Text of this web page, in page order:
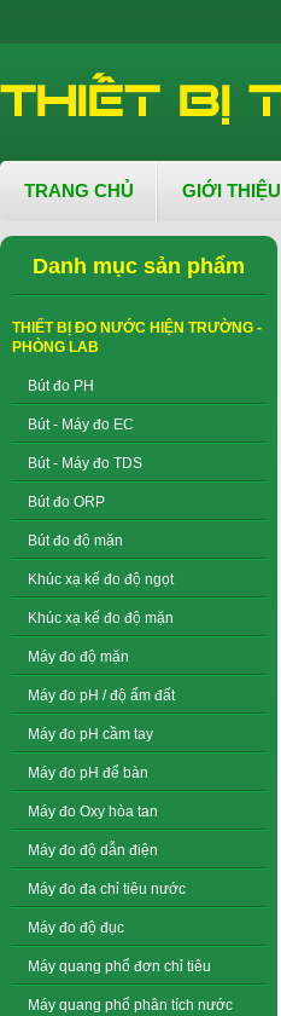
TRANG CHỦ GIỚI THIỆU
Danh mục sản phẩm
THIẾT BỊ ĐO NƯỚC HIỆN TRƯỜNG -
PHÒNG LAB
Bút đo PH
Bút - Máy đo EC
Bút - Máy đo TDS
Bút đo ORP
Bút đo độ mặn
Khúc xạ kế đo độ ngọt
Khúc xạ kế đo độ mặn
Máy đo độ mặn
Máy đo pH / độ ẩm đất
Máy đo pH cầm tay
Máy đo pH để bàn
Máy đo Oxy hòa tan
Máy đo độ dẫn điện
Máy đo đa chỉ tiêu nước
Máy đo độ đục
Máy quang phổ đơn chỉ tiêu
Máy quang phổ phân tích nước